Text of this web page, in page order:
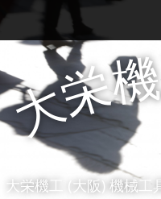
M
a
n
m
e
n
k
i
t
o
c 大栄
大栄機工 (大阪) 機械